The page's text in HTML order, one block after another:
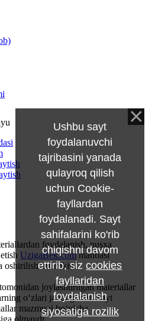
foydalanish, nusxa
UzigaBek.commanbasi
oshirilishi mumkin.
joylashtirilgan materiallar
o‘zlari javobgardir. Sayt
mazmuni bo‘yicha
olmaydi.
Ushbu sayt
foydalanuvchi
tajribasini yanada
qulayroq qilish
uchun Cookie-
fayllardan
foydalanadi. Sayt
sahifalarini ko'rib
chiqishni davom
ettirib, sizcookies
fayllaridan
foydalanish
siyosatiga rozilik